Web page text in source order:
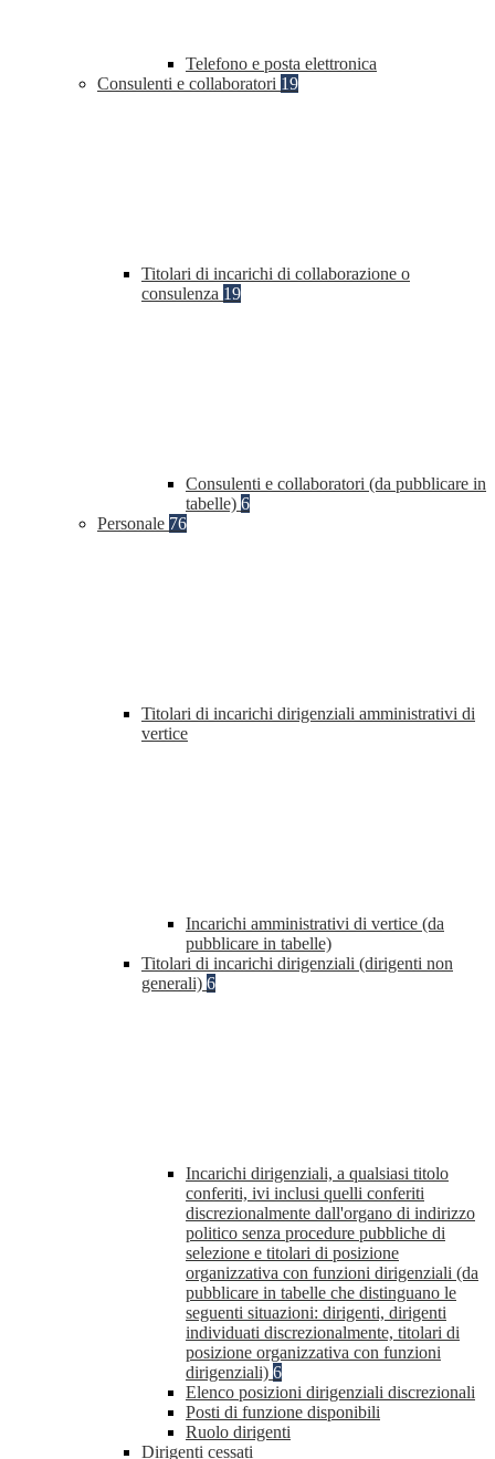
Telefono e posta elettronica
Consulenti e collaboratori 19
Titolari di incarichi di collaborazione o
consulenza 19
Consulenti e collaboratori (da pubblicare in
tabelle) 6
Personale 76
Titolari di incarichi dirigenziali amministrativi di
vertice
Incarichi amministrativi di vertice (da
pubblicare in tabelle)
Titolari di incarichi dirigenziali (dirigenti non
generali) 6
Incarichi dirigenziali, a qualsiasi titolo
conferiti, ivi inclusi quelli conferiti
discrezionalmente dall'organo di indirizzo
politico senza procedure pubbliche di
selezione e titolari di posizione
organizzativa con funzioni dirigenziali (da
pubblicare in tabelle che distinguano le
seguenti situazioni: dirigenti, dirigenti
individuati discrezionalmente, titolari di
posizione organizzativa con funzioni
dirigenziali) 6
Elenco posizioni dirigenziali discrezionali
Posti di funzione disponibili
Ruolo dirigenti
Dirigenti cessati